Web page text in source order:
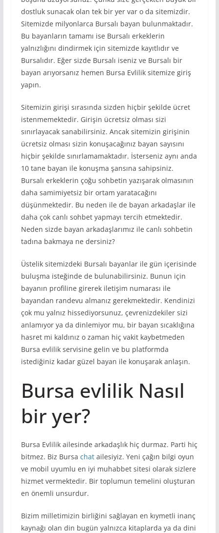
dostluk sunacak olan tek bir yer var o da sitemizdir.
Sitemizde milyonlarca Bursalı bayan bulunmaktadır.
Bu bayanların tamamı ise Bursalı erkeklerin
yalnızlığını dindirmek için sitemizde kayıtlıdır ve
Bursalıdır. Eğer sizde Bursalı iseniz ve Bursalı bir
bayan arıyorsanız hemen Bursa Evlilik sitemize giriş
yapın.
Sitemizin girişi sırasında sizden hiçbir şekilde ücret
istenmemektedir. Girişin ücretsiz olması sizi
sınırlayacak sanabilirsiniz. Ancak sitemizin girişinin
ücretsiz olması sizin konuşacağınız bayan sayısını
hiçbir şekilde sınırlamamaktadır. İsterseniz aynı anda
10 tane bayan ile konuşma şansına sahipsiniz.
Bursalı erkeklerin çoğu sohbetin yazışarak olmasının
daha samimiyetsiz bir ortam yaratacağını
düşünmektedir. Bu neden ile de bayan arkadaşlar ile
daha çok canlı sohbet yapmayı tercih etmektedir.
Neden sizde bayan arkadaşlarımız ile canlı sohbetin
tadına bakmaya ne dersiniz?
Üstelik sitemizdeki Bursalı bayanlar ile gün içerisinde
buluşma isteğinde de bulunabilirsiniz. Bunun için
bayanın profiline girerek iletişim numarası ile
bayandan randevu almanız gerekmektedir. Kendinizi
çok mu yalnız hissediyorsunuz, çevrenizdekiler sizi
anlamıyor ya da dinlemiyor mu, bir bayan sıcaklığına
hasret mi kaldınız o zaman hiç vakit kaybetmeden
Bursa evlilik servisine gelin ve bu platformda
istediğiniz kadar güzel bayan ile konuşarak anlaşın.
Bursa evlilik Nasıl
bir yer?
Bursa Evlilik ailesinde arkadaşlık hiç durmaz. Parti hiç
bitmez. Biz Bursa chatailesiyiz. Yeni çağın bilgi oyun
ve mobil uyumlu en iyi muhabbet sitesi olarak sizlere
hizmet vermektedir. Bir toplumun temelini oluşturan
en önemli unsurdur.
Bizim milletimizin birliğini sağlayan en kıymetli inanç
kaynağı olan din bugün yalnızca kitaplarda ya da dini